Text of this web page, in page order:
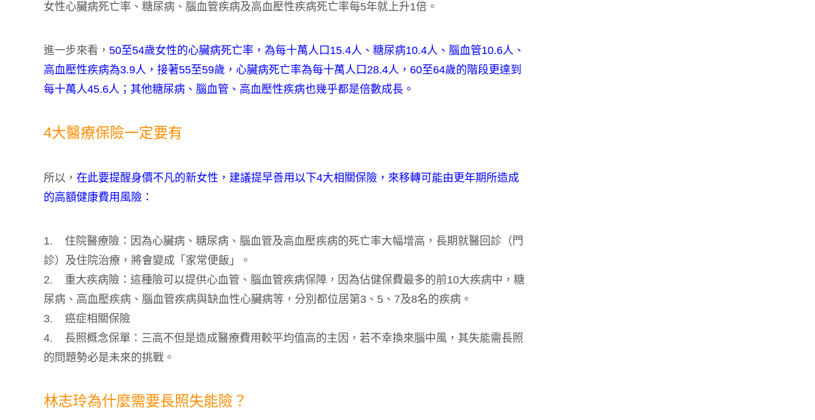
女性心臟病死亡率、糖尿病、腦血管疾病及高血壓性疾病死亡率每5年就上升1倍。
進一步來看， 50至54歲女性的心臟病死亡率，為每十萬人口15.4人、糖尿病10.4人、腦血管10.6人、
高血壓性疾病為3.9人，接著55至59歲，心臟病死亡率為每十萬人口28.4人，60至64歲的階段更達到
每十萬人45.6人；其他糖尿病、腦血管、高血壓性疾病也幾乎都是倍數成長。
4大醫療保險一定要有
所以， 在此要提醒身價不凡的新女性，建議提早善用以下4大相關保險，來移轉可能由更年期所造成
的高額健康費用風險：
1. 住院醫療險：因為心臟病、糖尿病、腦血管及高血壓疾病的死亡率大幅增高，長期就醫回診（門
診）及住院治療，將會變成「家常便飯」。
2. 重大疾病險：這種險可以提供心血管、腦血管疾病保障，因為佔健保費最多的前10大疾病中，糖
尿病、高血壓疾病、腦血管疾病與缺血性心臟病等，分別都位居第3、5、7及8名的疾病。
3. 癌症相關保險
4. 長照概念保單：三高不但是造成醫療費用較平均值高的主因，若不幸換來腦中風，其失能需長照
的問題勢必是未來的挑戰。
林志玲為什麼需要長照失能險？